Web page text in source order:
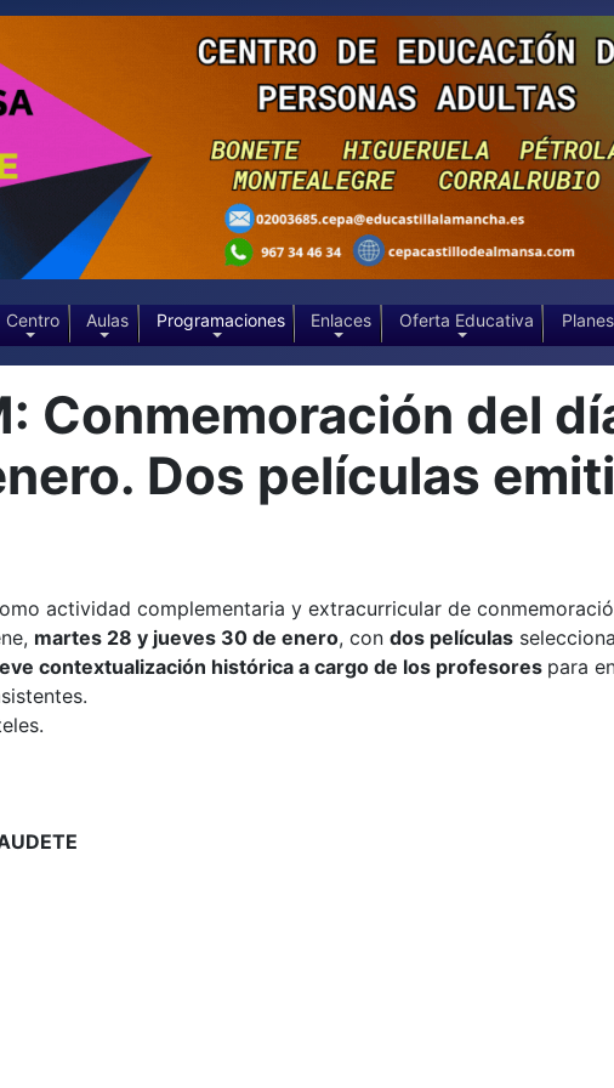
Centro Aulas Programaciones Enlaces Oferta Educativa
Conmemoración del
Dos películas
actividad complementaria y extracurricular de
martes 28 y jueves 30 de enero, con dos películas
contextualización histórica a cargo de los profesores para
envía un cargamento de 540kg de libros a la Universidad Pública de